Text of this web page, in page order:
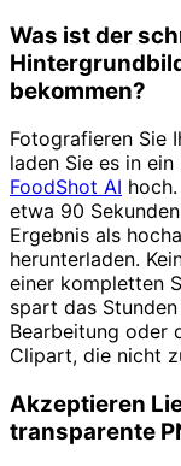
Was ist der
bekommen?
Fotografieren Sie
laden Sie es in
FoodShot AI
etwa 90
Ergebnis als
herunterladen.
einer kompletten
spart das
Bearbeitung oder
Clipart, die nicht
Akzeptieren
transparente